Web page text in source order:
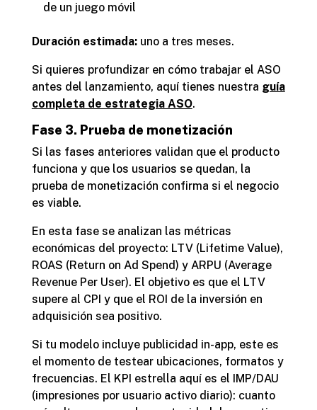
de un juego móvil
Duración estimada:uno a tres meses.
Si quieres profundizar en cómo trabajar el ASO
antes del lanzamiento, aquí tienes nuestra guía
completa de estrategia ASO.
Fase 3. Prueba de monetización
Si las fases anteriores validan que el producto
funciona y que los usuarios se quedan, la
prueba de monetización confirma si el negocio
es viable.
En esta fase se analizan las métricas
económicas del proyecto: LTV (Lifetime Value),
ROAS (Return on Ad Spend) y ARPU (Average
Revenue Per User). El objetivo es que el LTV
supere al CPI y que el ROI de la inversión en
adquisición sea positivo.
Si tu modelo incluye publicidad in-app, este es
el momento de testear ubicaciones, formatos y
frecuencias. El KPI estrella aquí es el IMP/DAU
(impresiones por usuario activo diario): cuanto